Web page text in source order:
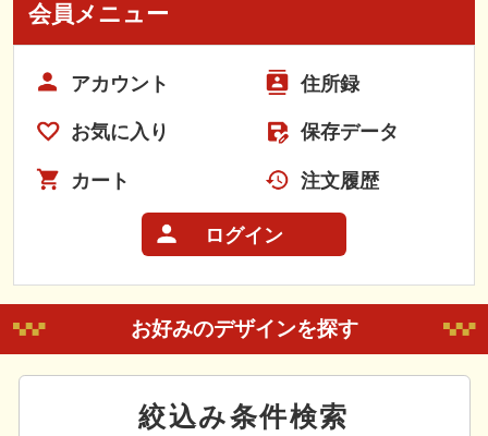
会員メニュー
アカウント 住所録
お気に入り 保存データ
カート 注文履歴
ログイン
お好みのデザインを探す
絞込み条件検索